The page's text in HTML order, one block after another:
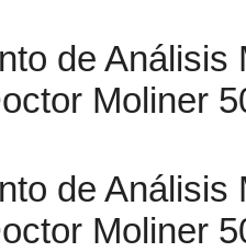
de
Moliner
de
Moliner